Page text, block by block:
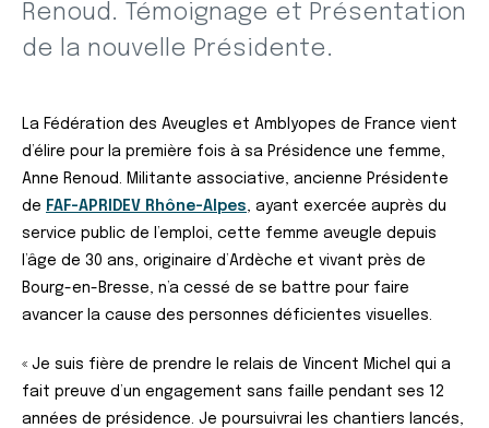
Renoud. Témoignage et Présentation
de la nouvelle Présidente.
La Fédération des Aveugles et Amblyopes de France vient
d’élire pour la première fois à sa Présidence une femme,
Anne Renoud. Militante associative, ancienne Présidente
de FAF-APRIDEV Rhône-Alpes, ayant exercée auprès du
service public de l’emploi, cette femme aveugle depuis
l’âge de 30 ans, originaire d’Ardèche et vivant près de
Bourg-en-Bresse, n’a cessé de se battre pour faire
avancer la cause des personnes déficientes visuelles.
« Je suis fière de prendre le relais de Vincent Michel qui a
fait preuve d’un engagement sans faille pendant ses 12
années de présidence. Je poursuivrai les chantiers lancés,